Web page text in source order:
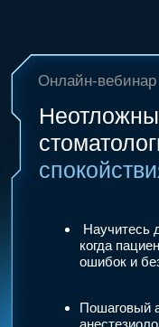
стоимость:
20 ноября /
Онлайн-вебинар
Неотложные
спокойствия
Научитесь
когда пациенту плохо
анестезиолога,
стоматологическую